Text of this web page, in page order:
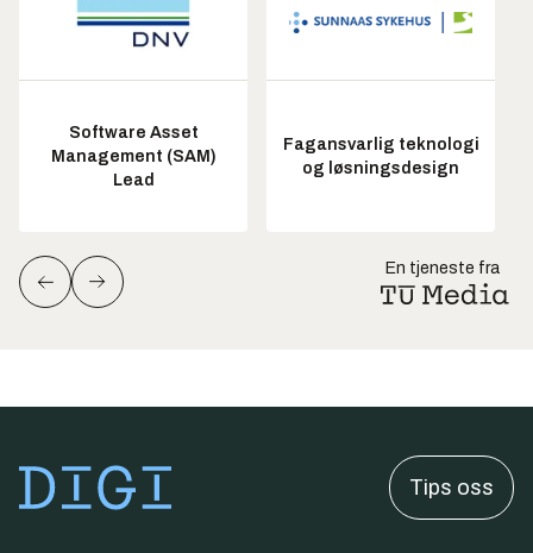
Software Asset
Management (SAM)
Lead
Fagansvarlig teknologi
og løsningsdesign
En tjeneste fra
Tips oss